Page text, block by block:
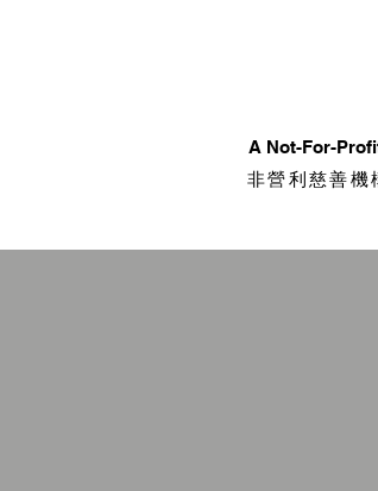
​A Not-For-
非營利慈善機